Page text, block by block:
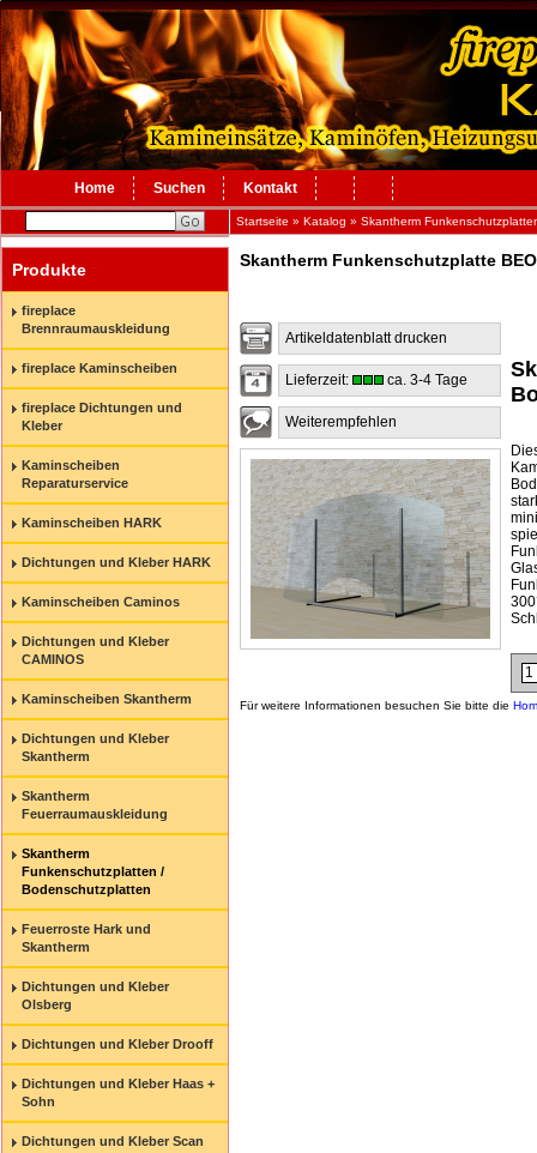
Home Suchen Kontakt
Startseite » Katalog » Skantherm
Produkte
fireplace
Brennraumauskleidung
fireplace Kaminscheiben
fireplace Dichtungen und
Kleber
Kaminscheiben
Reparaturservice
Kaminscheiben HARK
Dichtungen und Kleber HARK
Kaminscheiben Caminos
Dichtungen und Kleber
CAMINOS
Kaminscheiben Skantherm
Dichtungen und Kleber
Skantherm
Skantherm
Feuerraumauskleidung
Skantherm
Funkenschutzplatten /
Bodenschutzplatten
Feuerroste Hark und
Skantherm
Dichtungen und Kleber
Olsberg
Dichtungen und Kleber Drooff
Dichtungen und Kleber Haas +
Sohn
Dichtungen und Kleber Scan
Skantherm Funkenschutzplatte BEO
Artikeldatenblatt drucken
Lieferzeit: ca. 3-4 Tage
Weiterempfehlen
Für weitere Informationen besuchen Sie bitte die